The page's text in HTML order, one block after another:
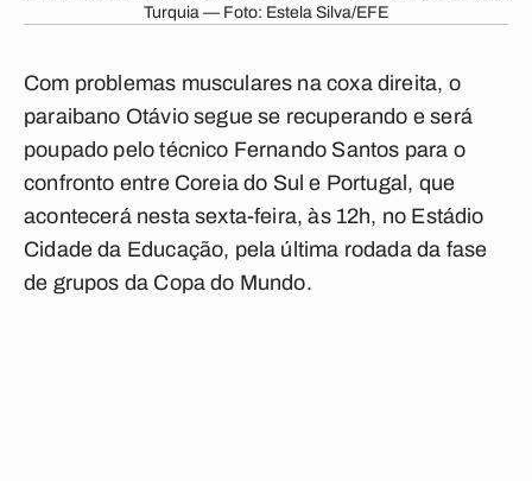
Turquia — Foto: Estela Silva/EFE
Com problemas musculares na coxa direita, o
paraibano Otávio segue se recuperando e será
poupado pelo técnico Fernando Santos para o
confronto entre Coreia do Sul e Portugal, que
acontecerá nesta sexta-feira, às 12h, no Estádio
Cidade da Educação, pela última rodada da fase
de grupos da Copa do Mundo.